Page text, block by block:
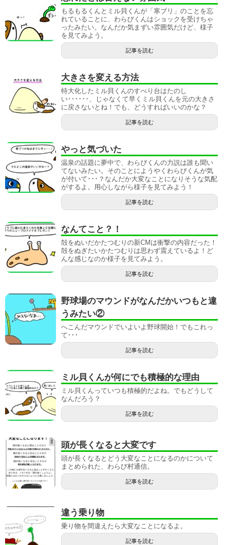
もるもるくんとミル貝くんが「寒ブリ」のことを忘
れていることに、わらびくんはショックを受けちゃ
ったみたい。なんだか気まずい雰囲気だけど、様子
を見てみよう。
記事を読む
大きさを変える方法
特大化したミル貝くんのすべり台はたのし
い･･････、じゃなくて早くミル貝くんを元の大きさ
に戻さないとね！でも、どうすればいいのかな？
記事を読む
やっと気づいた
温泉の話題に夢中で、わらびくんの力説は誰も聞い
てないみたい。そのことにようやくわらびくんが気
が付いて･･･？なんだか大変なことになりそうな気配
がするよ。用心しながら様子を見てみよう！
記事を読む
なんてこと？！
殻をぬいだかたつむりの新CMは衝撃の内容だった！
殻をぬぎたいかたつむりは思わず震えているよ！ど
んな感じなのか様子を見てみよう。
記事を読む
野球場のマウンドがなんだかいつもと違
うみたい②
へこんだマウンドでいよいよ野球開始！でもこれっ
て･･･
記事を読む
ミル貝くんが何にでも積極的な理由
ミル貝くんっていつも積極的だよね。でもどうして
なんだろう？
記事を読む
頭が長くなると大変です
頭が長くなるとどう大変なことになるのかについて
まとめられた、わらび村通信。
記事を読む
違う乗り物
乗り物を間違えたら大変なことになるよ。
記事を読む